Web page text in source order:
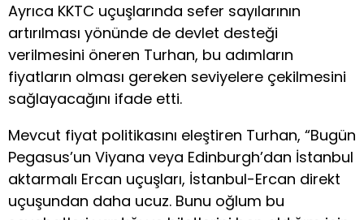
Ayrıca KKTC uçuşlarında sefer sayılarının
artırılması yönünde de devlet desteği
verilmesini öneren Turhan, bu adımların
fiyatların olması gereken seviyelere çekilmesini
sağlayacağını ifade etti.
Mevcut fiyat politikasını eleştiren Turhan, “Bugün
Pegasus’un Viyana veya Edinburgh’dan İstanbul
aktarmalı Ercan uçuşları, İstanbul-Ercan direkt
uçuşundan daha ucuz. Bunu oğlum bu